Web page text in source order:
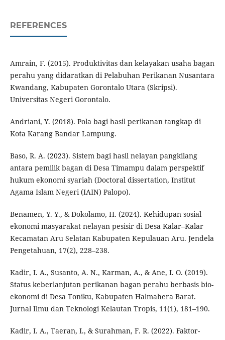
REFERENCES
Amrain, F. (2015). Produktivitas dan kelayakan usaha bagan
perahu yang didaratkan di Pelabuhan Perikanan Nusantara
Kwandang, Kabupaten Gorontalo Utara (Skripsi).
Universitas Negeri Gorontalo.
Andriani, Y. (2018). Pola bagi hasil perikanan tangkap di
Kota Karang Bandar Lampung.
Baso, R. A. (2023). Sistem bagi hasil nelayan pangkilang
antara pemilik bagan di Desa Timampu dalam perspektif
hukum ekonomi syariah (Doctoral dissertation, Institut
Agama Islam Negeri (IAIN) Palopo).
Benamen, Y. Y., & Dokolamo, H. (2024). Kehidupan sosial
ekonomi masyarakat nelayan pesisir di Desa Kalar–Kalar
Kecamatan Aru Selatan Kabupaten Kepulauan Aru. Jendela
Pengetahuan, 17(2), 228–238.
Kadir, I. A., Susanto, A. N., Karman, A., & Ane, I. O. (2019).
Status keberlanjutan perikanan bagan perahu berbasis bio-
ekonomi di Desa Toniku, Kabupaten Halmahera Barat.
Jurnal Ilmu dan Teknologi Kelautan Tropis, 11(1), 181–190.
Kadir, I. A., Taeran, I., & Surahman, F. R. (2022). Faktor-